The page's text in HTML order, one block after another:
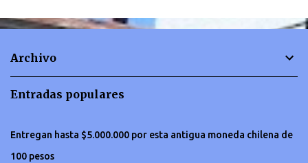
n
Archivo
Entradas populares
Entregan hasta $5.000.000 por esta antigua moneda chilena de
100 pesos